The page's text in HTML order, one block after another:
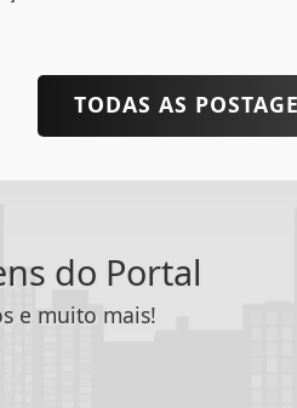
TODAS AS
do Portal
e muito mais!